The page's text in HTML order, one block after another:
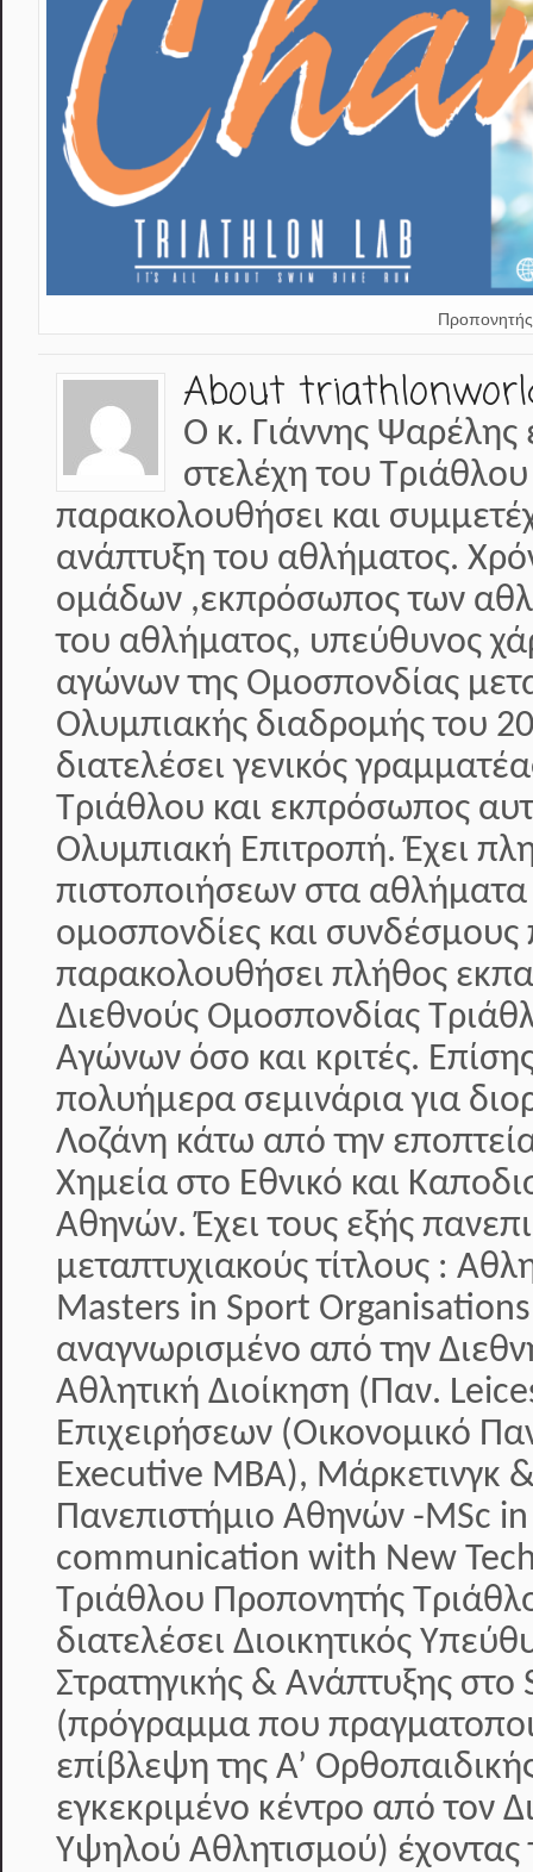
About
Ο κ. Γιάννης Ψαρέλης
στελέχη του
παρακολουθήσει και
ανάπτυξη του αθλήματος.
ομάδων ,εκπρόσωπος των
του αθλήματος, υπεύθυνος
αγώνων της Ομοσπονδίας
Ολυμπιακής διαδρομής του
διατελέσει γενικός
Τριάθλου και εκπρόσωπος
Ολυμπιακή Επιτροπή. Έχει
πιστοποιήσεων στα αθλήματα
ομοσπονδίες και συνδέσμους
παρακολουθήσει πλήθος
Διεθνούς Ομοσπονδίας
Αγώνων όσο και κριτές.
πολυήμερα σεμινάρια για
Λοζάνη κάτω από την
Χημεία στο Εθνικό και
Αθηνών. Έχει τους εξής
μεταπτυχιακούς τίτλους :
Masters in Sport
αναγνωρισμένο από την
Αθλητική Διοίκηση (Παν.
Επιχειρήσεων (Οικονομικό
Executive MBA), Μάρκετινγκ
Πανεπιστήμιο Αθηνών -MSc
communication with New
Τριάθλου Προπονητής
διατελέσει Διοικητικός
Στρατηγικής & Ανάπτυξης
(πρόγραμμα που
επίβλεψη της Α’
εγκεκριμένο κέντρο από τον
Υψηλού Αθλητισμού) έχοντας